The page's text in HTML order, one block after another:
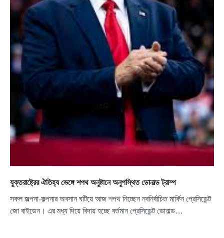
যুক্তরাষ্ট্রের ঐতিহ্য ভেঙ্গে শপথ অনুষ্টানে অনুপস্থিত ডোনাল্ড ট্রাম্প
সকল জল্পনা-কল্পনার অবসান ঘটিয়ে আজ শপথ নিচ্ছেন নবনির্বাচিত মার্কিন প্রেসিডেন্ট
জো বাইডেন। এর মধ্য দিয়ে বিদায় হচ্ছে বর্তমান প্রেসিডেন্ট ডোনাল্ড…